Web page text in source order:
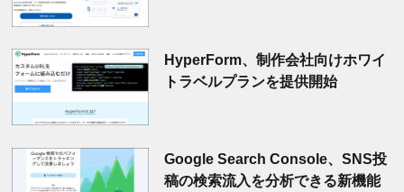
HyperForm、制作会社向けホワイ
トラベルプランを提供開始
Google Search Console、SNS投
稿の検索流入を分析できる新機能